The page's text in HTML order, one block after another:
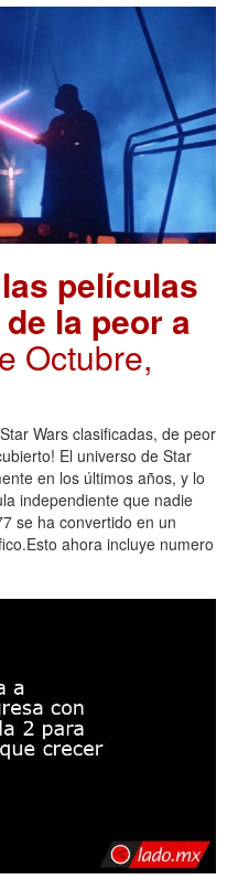
películas
la peor a
Octubre,
Wars clasificadas, de peor
El universo de Star
en los últimos años, y lo
independiente que nadie
se ha convertido en un
ahora incluye numero